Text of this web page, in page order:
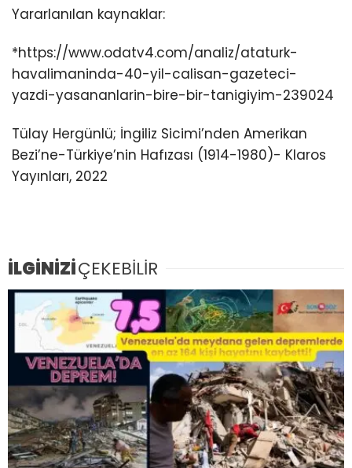
Yararlanılan kaynaklar:
*https://www.odatv4.com/analiz/ataturk-
havalimaninda-40-yil-calisan-gazeteci-
yazdi-yasananlarin-bire-bir-tanigiyim-239024
Tülay Hergünlü; İngiliz Sicimi’nden Amerikan
Bezi’ne-Türkiye’nin Hafızası (1914-1980)- Klaros
Yayınları, 2022
İLGİNİZİÇEKEBİLİR